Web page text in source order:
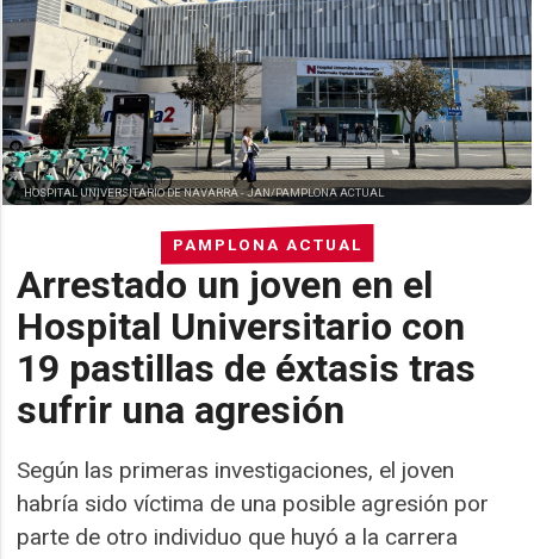
PAMPLONA ACTUAL
Arrestado un joven en el
Hospital Universitario con
19 pastillas de éxtasis tras
sufrir una agresión
Según las primeras investigaciones, el joven
habría sido víctima de una posible agresión por
parte de otro individuo que huyó a la carrera
HOSPITAL UNIVERSITARIO DE NAVARRA -JAN/PAMPLONA ACTUAL